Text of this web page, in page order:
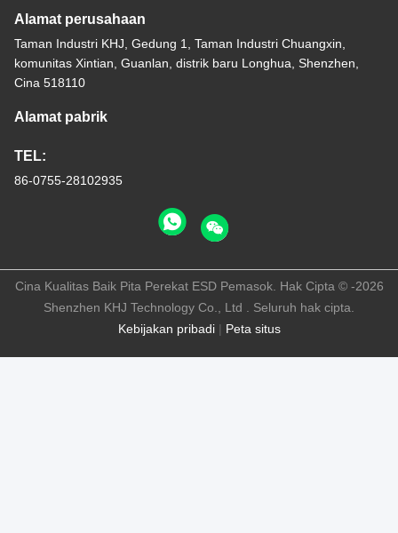
Alamat perusahaan
Taman Industri KHJ, Gedung 1, Taman Industri Chuangxin,
komunitas Xintian, Guanlan, distrik baru Longhua, Shenzhen,
Cina 518110
Alamat pabrik
TEL:
86-0755-28102935
Kebijakan pribadi| Peta situs
Cina Kualitas Baik Pita Perekat ESD Pemasok. Hak Cipta © -2026
Shenzhen KHJ Technology Co., Ltd . Seluruh hak cipta.